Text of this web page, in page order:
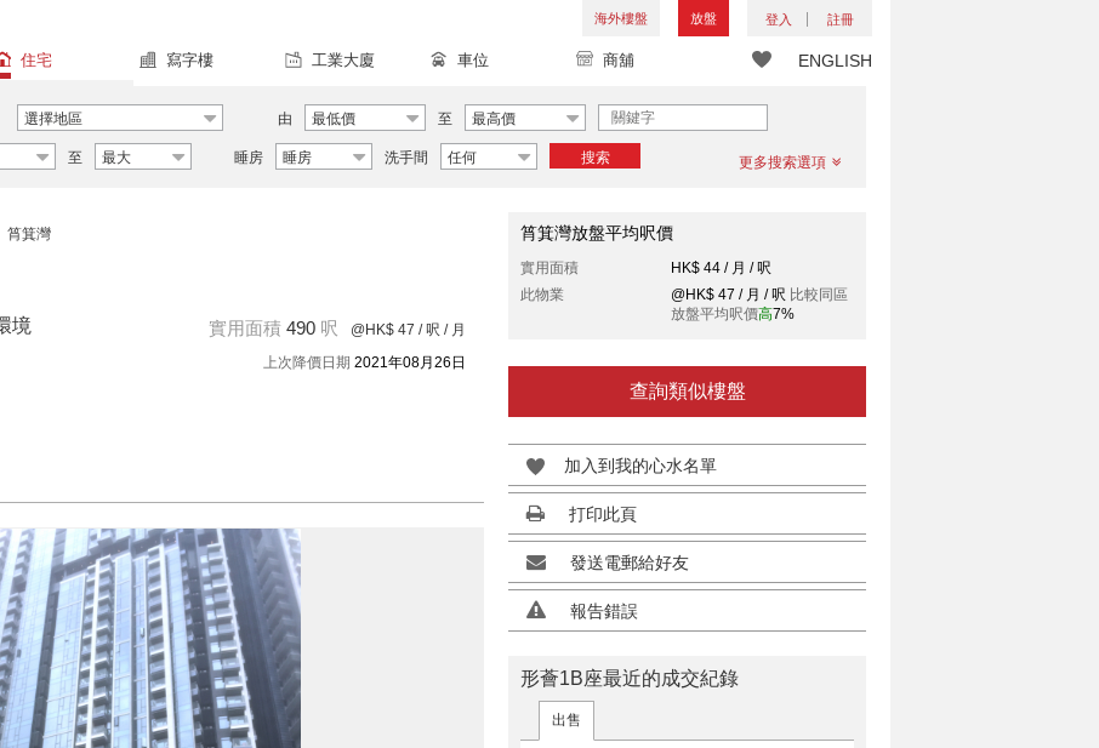
海外樓盤 放盤 登入 註冊
ENGLISH
住宅 寫字樓 工業大廈 車位 商舖
選擇地區 由 最低價 至 最高價
至 最大 睡房 睡房 洗手間 任何 搜索 更多搜索選項
筲箕灣
境
實用面積 490 呎 @HK$ 47 / 呎 / 月
上次降價日期 2021年08月26日
筲箕灣放盤平均呎價
實用面積
HK$ 44 / 月 / 呎
此物業
@HK$ 47 / 月 / 呎 比較同區
放盤平均呎價高7%
查詢類似樓盤
加入到我的心水名單
打印此頁
發送電郵給好友
報告錯誤
形薈1B座最近的成交紀錄
出售